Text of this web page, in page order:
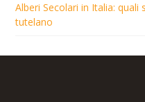
Alberi Secolari in Italia:
tutelano